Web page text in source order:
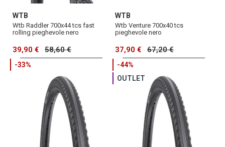
WTB
Wtb Raddler 700x44 tcs fast
rolling pieghevole nero
39,90 € 58,60 €
WTB
Wtb Venture 700x40 tcs
pieghevole nero
37,90 € 67,20 €
-33%
-44%
OUTLET